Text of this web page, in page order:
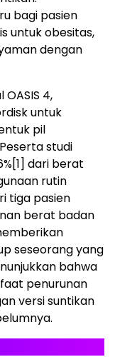
bagi pasien
untuk obesitas,
dengan
4,
untuk
pil
studi
[1] dari berat
rutin
tiga pasien
berat badan
seseorang yang
bahwa
penurunan
versi suntikan